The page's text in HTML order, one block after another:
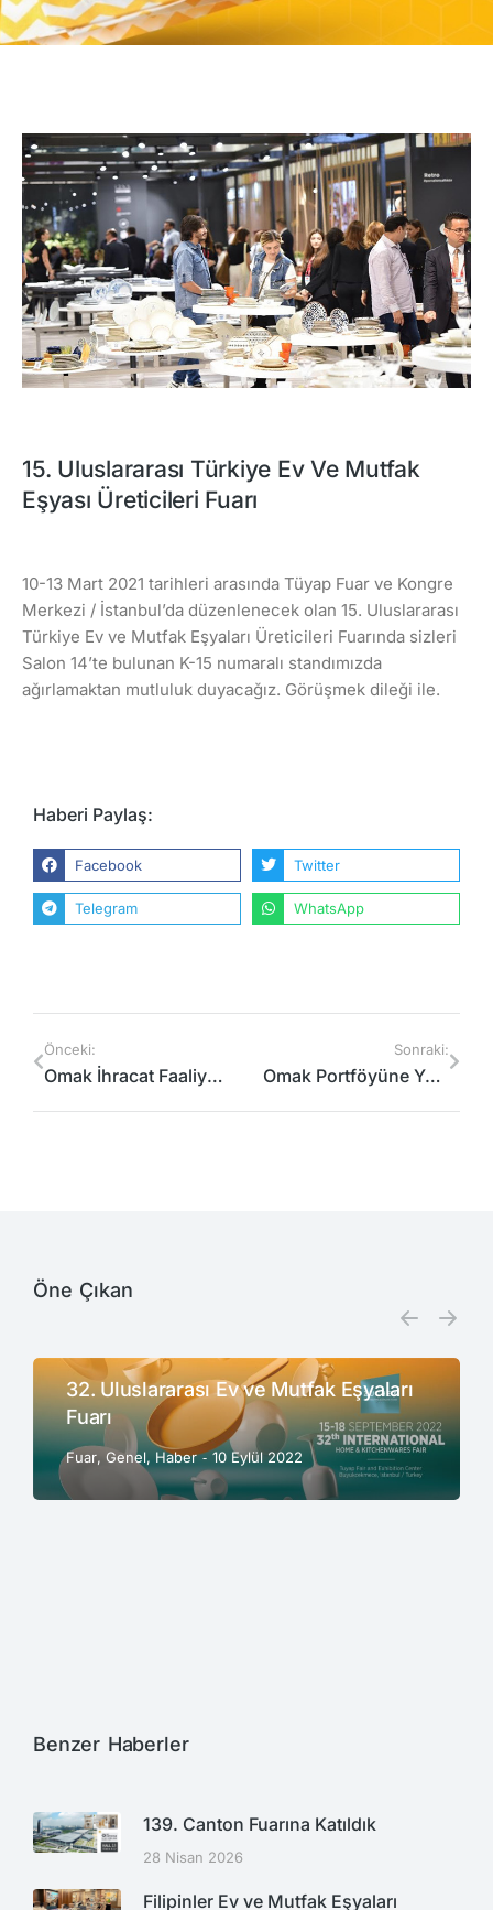
15. Uluslararası Türkiye Ev Ve Mutfak
Eşyası Üreticileri Fuarı
10-13 Mart 2021 tarihleri arasında Tüyap Fuar ve Kongre
Merkezi / İstanbul’da düzenlenecek olan 15. Uluslararası
Türkiye Ev ve Mutfak Eşyaları Üreticileri Fuarında sizleri
Salon 14’te bulunan K-15 numaralı standımızda
ağırlamaktan mutluluk duyacağız. Görüşmek dileği ile.
Haberi Paylaş:
Facebook Twitter
Telegram WhatsApp
Önceki:
Omak İhracat Faaliyetlerine Devam Ediyor
Sonraki:
Omak Portföyüne Yeni Bir İş Ortağı Ve Satış Noktası Ekledi
Öne Çıkan
32. Uluslararası Ev ve Mutfak Eşyaları
Fuarı
Fuar, Genel,Haber 10 Eylül 2022
Benzer Haberler
139. Canton Fuarına Katıldık
28 Nisan 2026
Filipinler Ev ve Mutfak Eşyaları